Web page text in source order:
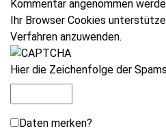
Kommentar angenommen
Ihr Browser Cookies
Verfahren anzuwenden.
Hier die Zeichenfolge der
Daten merken?